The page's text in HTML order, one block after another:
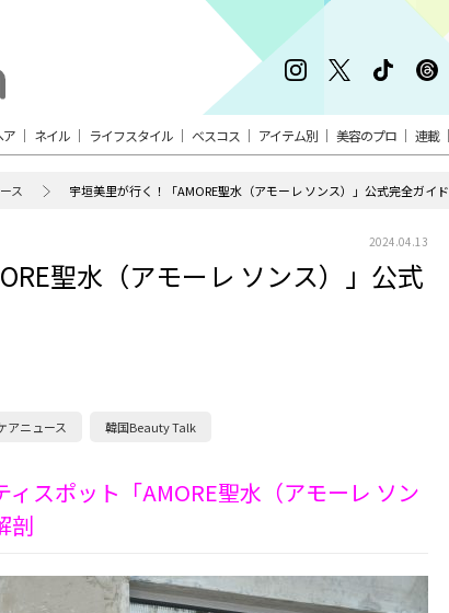
ア ネイル ライフスタイル ベスコス アイテム別 美容のプロ 連載
ス 宇垣美里が行く！「AMORE聖水（アモーレ ソンス）」公式完全ガイド
2024.04.13
聖水（アモーレ ソンス）」公式
アニュース 韓国Beauty Talk
スポット「AMORE聖水（アモーレ ソン
剖